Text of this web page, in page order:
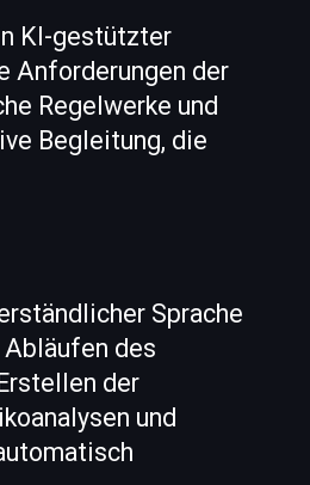
KI-gestützter
Anforderungen der
Regelwerke und
Begleitung, die
Sprache
des
der
und